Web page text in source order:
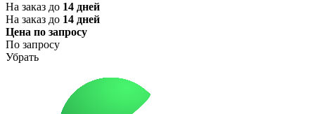
На заказ до 14 дней
На заказ до 14 дней
Цена по запросу
По запросу
Убрать